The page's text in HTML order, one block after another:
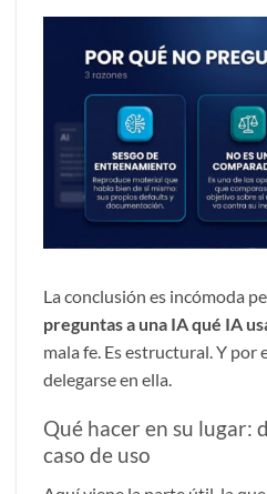
La conclusión es incómoda
preguntas a una IA qué IA
mala fe. Es estructural. Y por
delegarse en ella.
Qué hacer en su lugar:
caso de uso